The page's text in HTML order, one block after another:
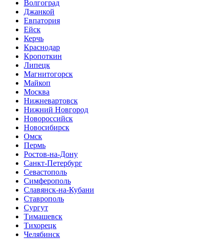
Волгоград
Джанкой
Евпатория
Ейск
Керчь
Краснодар
Кропоткин
Липецк
Магнитогорск
Майкоп
Москва
Нижневартовск
Нижний Новгород
Новороссийск
Новосибирск
Омск
Пермь
Ростов-на-Дону
Санкт-Петербург
Севастополь
Симферополь
Славянск-на-Кубани
Ставрополь
Сургут
Тимашевск
Тихорецк
Челябинск